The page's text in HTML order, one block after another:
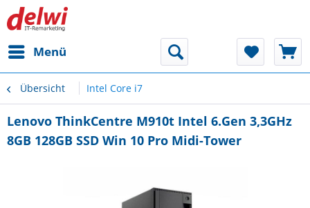
Menü
Übersicht Intel Core i7
Lenovo ThinkCentre M910t Intel 6.Gen 3,3GHz
8GB 128GB SSD Win 10 Pro Midi-Tower